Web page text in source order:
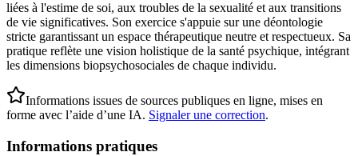
liées à l'estime de soi, aux troubles de la sexualité et aux transitions
de vie significatives. Son exercice s'appuie sur une déontologie
stricte garantissant un espace thérapeutique neutre et respectueux. Sa
pratique reflète une vision holistique de la santé psychique, intégrant
les dimensions biopsychosociales de chaque individu.
Informations issues de sources publiques en ligne, mises en
forme avec l’aide d’une IA. Signaler une correction.
Informations pratiques